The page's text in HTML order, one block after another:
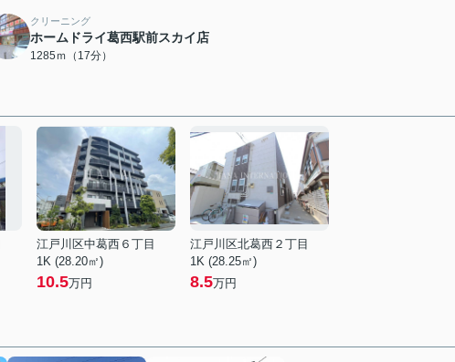
クリーニング
ホームドライ葛西駅前スカイ店
1285ｍ（17分）
江戸川区中葛西６丁目
1K (28.20㎡)
10.5万円
江戸川区北葛西２丁目
1K (28.25㎡)
8.5万円